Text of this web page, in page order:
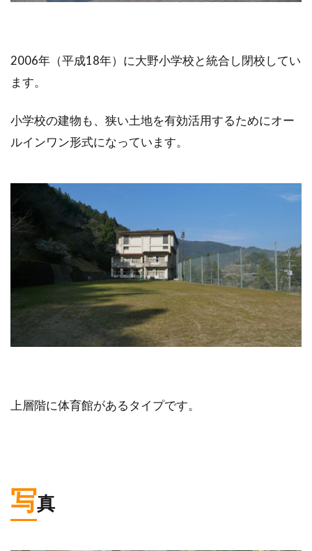
2006年（平成18年）に大野小学校と統合し閉校してい
ます。
小学校の建物も、狭い土地を有効活用するためにオー
ルインワン形式になっています。
上層階に体育館があるタイプです。
写真